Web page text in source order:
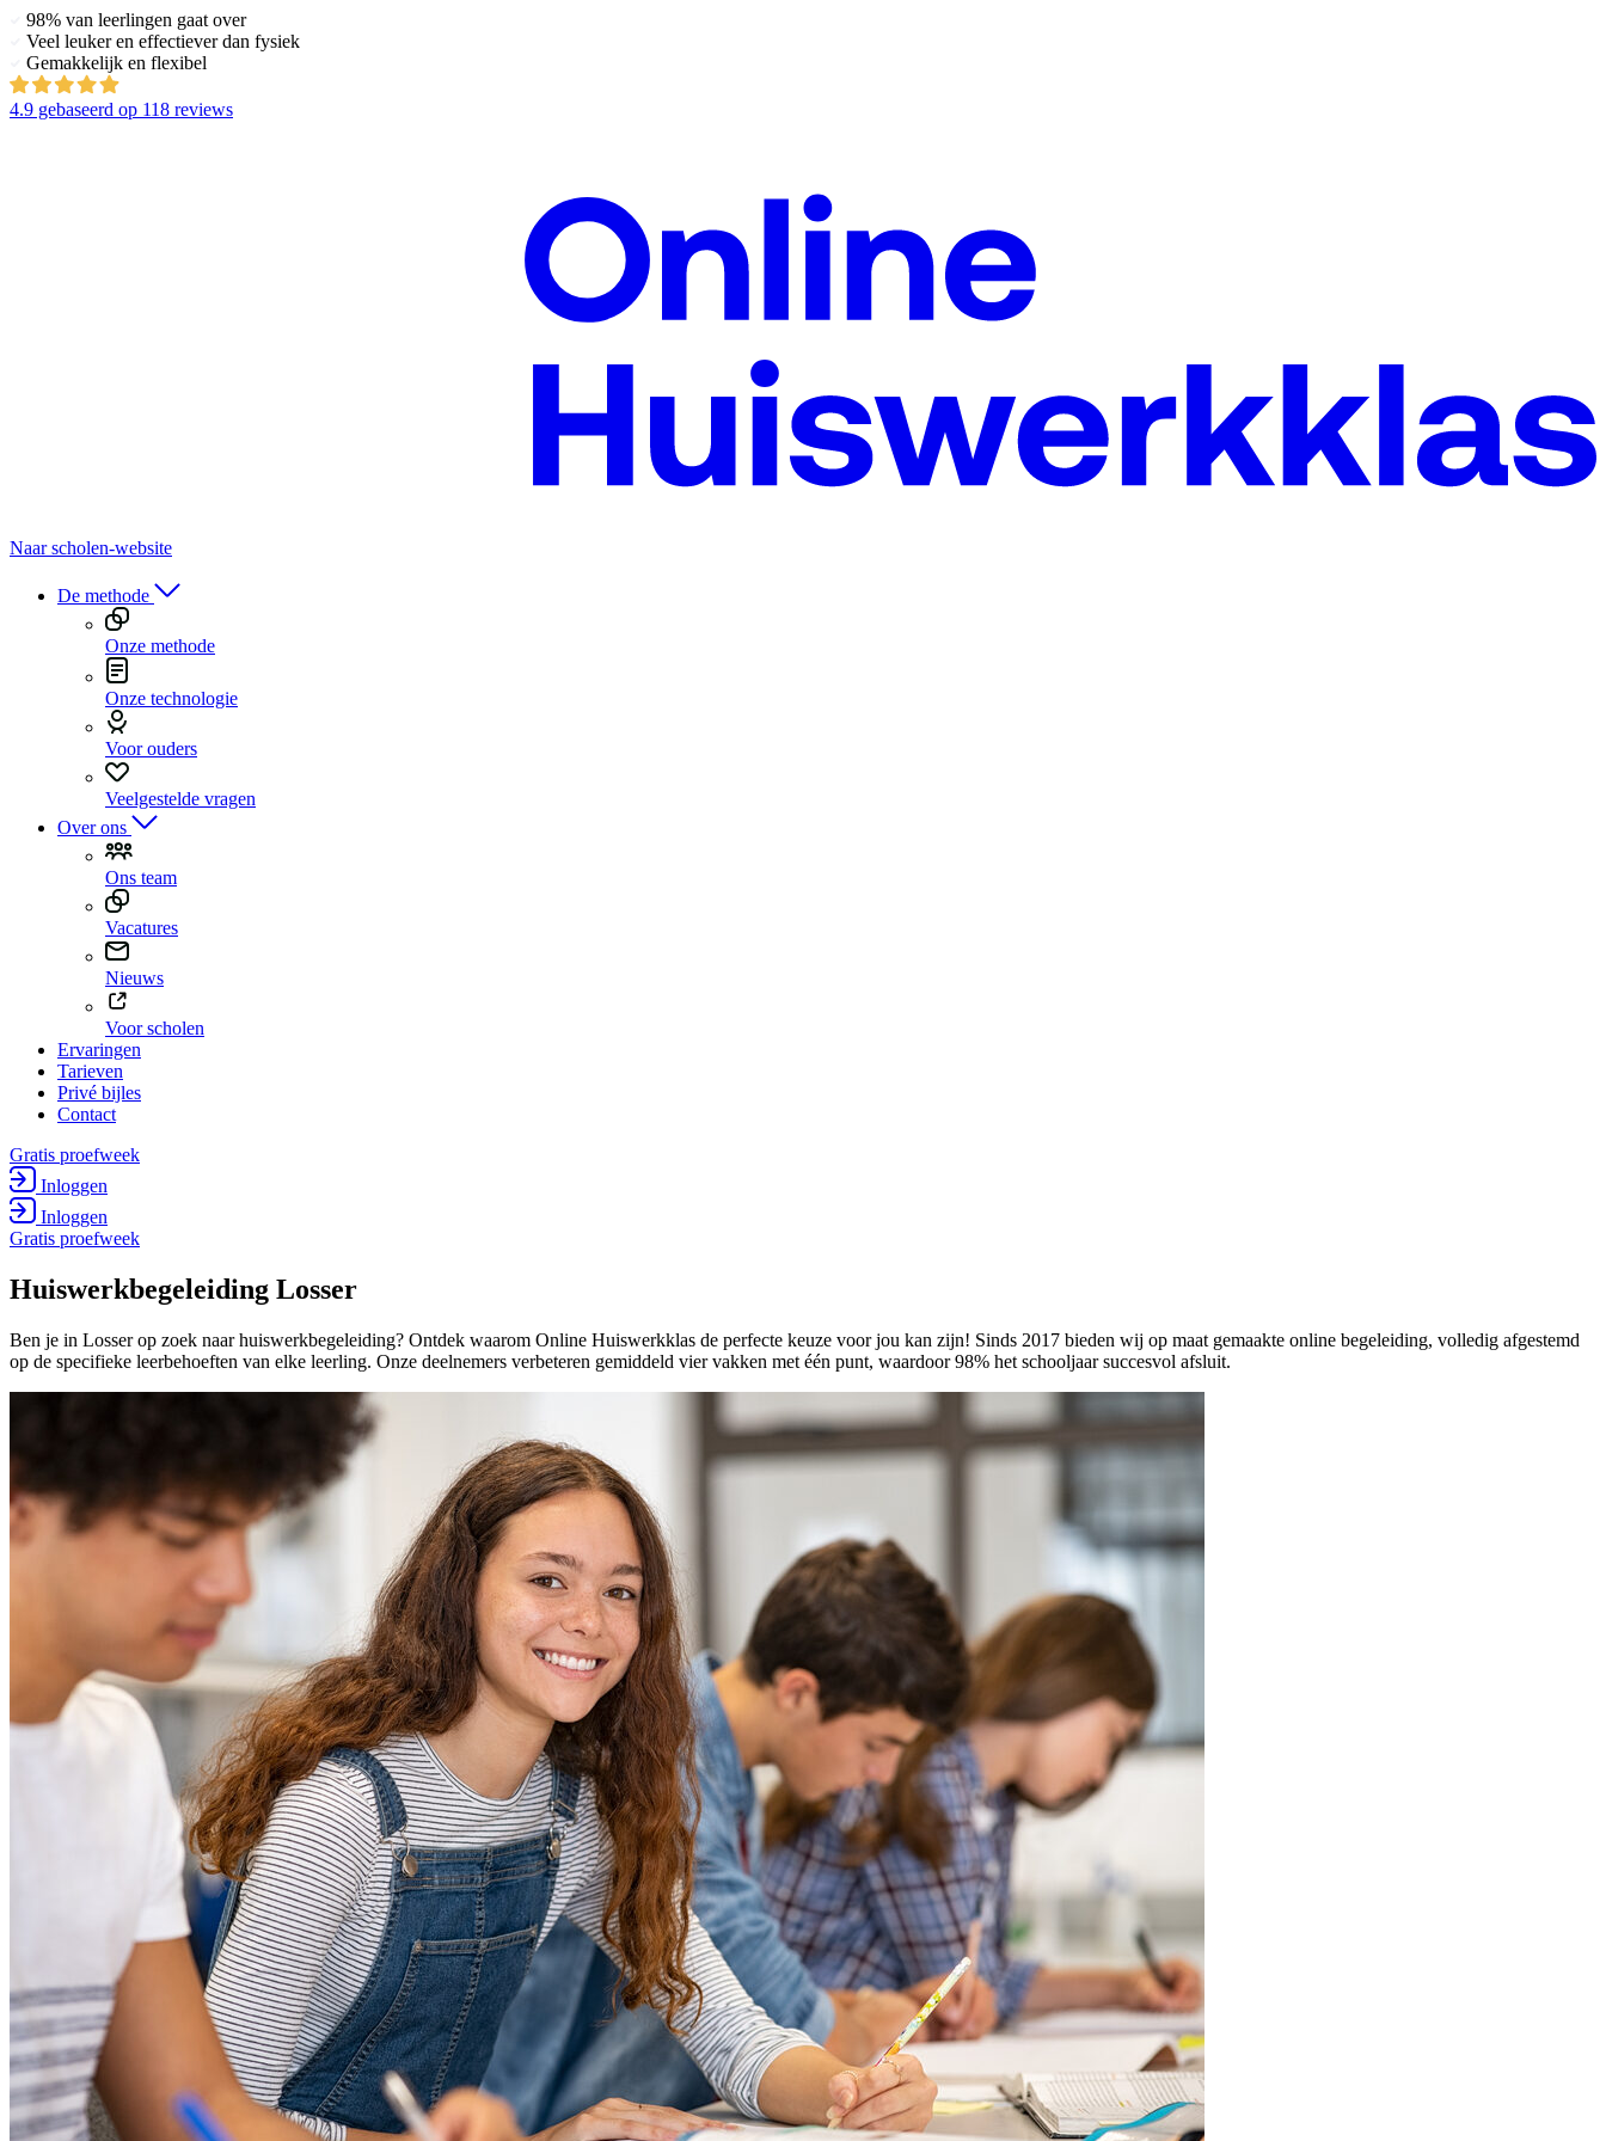
98% van leerlingen gaat over
Veel leuker en effectiever dan fysiek
Gemakkelijk en flexibel
4.9 gebaseerd op 118 reviews
Naar scholen-website
De methode
Onze methode
Onze technologie
Voor ouders
Veelgestelde vragen
Over ons
Ons team
Vacatures
Nieuws
Voor scholen
Ervaringen
Tarieven
Privé bijles
Contact
Gratis proefweek
Inloggen
Inloggen
Gratis proefweek
Huiswerk­begeleiding Losser
Ben je in Losser op zoek naar huiswerkbegeleiding? Ontdek waarom Online Huiswerkklas de perfecte keuze voor jou kan zijn! Sinds 2017 bieden wij op maat gemaakte online begeleiding, volledig afgestemd
op de specifieke leerbehoeften van elke leerling. Onze deelnemers verbeteren gemiddeld vier vakken met één punt, waardoor 98% het schooljaar succesvol afsluit.